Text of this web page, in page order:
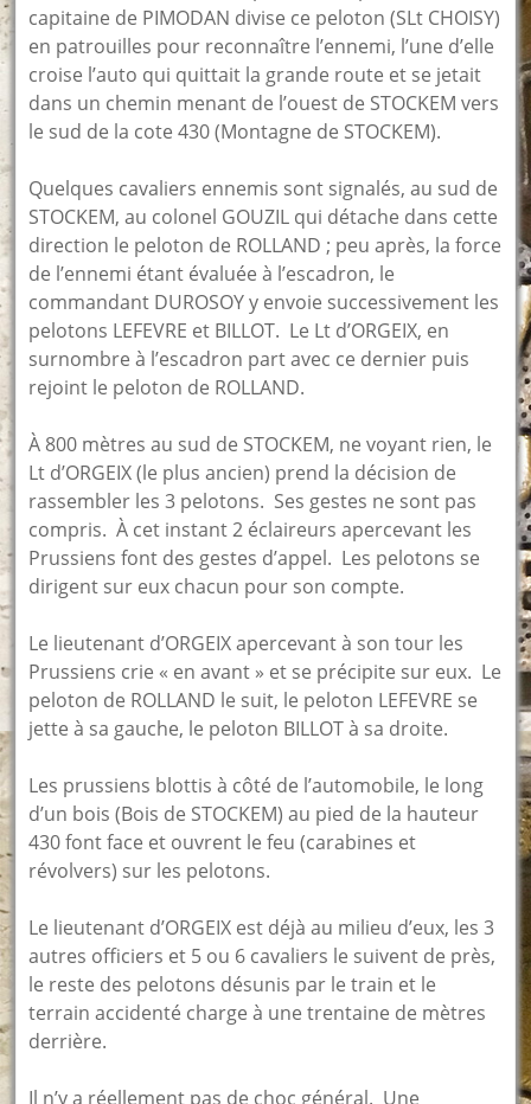
capitaine de PIMODAN divise ce peloton (SLt CHOISY)
en patrouilles pour reconnaître l’ennemi, l’une d’elle
croise l’auto qui quittait la grande route et se jetait
dans un chemin menant de l’ouest de STOCKEM vers
le sud de la cote 430 (Montagne de STOCKEM).
Quelques cavaliers ennemis sont signalés, au sud de
STOCKEM, au colonel GOUZIL qui détache dans cette
direction le peloton de ROLLAND ; peu après, la force
de l’ennemi étant évaluée à l’escadron, le
commandant DUROSOY y envoie successivement les
pelotons LEFEVRE et BILLOT. Le Lt d’ORGEIX, en
surnombre à l’escadron part avec ce dernier puis
rejoint le peloton de ROLLAND.
À 800 mètres au sud de STOCKEM, ne voyant rien, le
Lt d’ORGEIX (le plus ancien) prend la décision de
rassembler les 3 pelotons. Ses gestes ne sont pas
compris. À cet instant 2 éclaireurs apercevant les
Prussiens font des gestes d’appel. Les pelotons se
dirigent sur eux chacun pour son compte.
Le lieutenant d’ORGEIX apercevant à son tour les
Prussiens crie « en avant » et se précipite sur eux. Le
peloton de ROLLAND le suit, le peloton LEFEVRE se
jette à sa gauche, le peloton BILLOT à sa droite.
Les prussiens blottis à côté de l’automobile, le long
d’un bois (Bois de STOCKEM) au pied de la hauteur
430 font face et ouvrent le feu (carabines et
révolvers) sur les pelotons.
Le lieutenant d’ORGEIX est déjà au milieu d’eux, les 3
autres officiers et 5 ou 6 cavaliers le suivent de près,
le reste des pelotons désunis par le train et le
terrain accidenté charge à une trentaine de mètres
derrière.
Il n’y a réellement pas de choc général. Une